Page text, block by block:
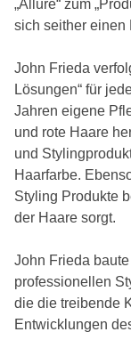
„Allure“ zum
sich seither einen
John Frieda
Lösungen“ für
Jahren eigene
und rote Haare
und
Haarfarbe.
Styling Produkte
der Haare sorgt.
John Frieda
professionellen
die die treibende
Entwicklungen